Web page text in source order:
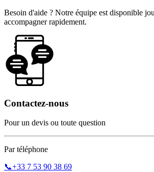
Besoin d'aide ? Notre équipe est disponible
accompagner rapidement.
Contactez-nous
Pour un devis ou toute question
Par téléphone
📞+33 7 53 90 38 69